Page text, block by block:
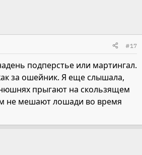
#17
подперстье или мартингал.
за ошейник. Я еще слышала,
прыгают на скользящем
не мешают лошади во время